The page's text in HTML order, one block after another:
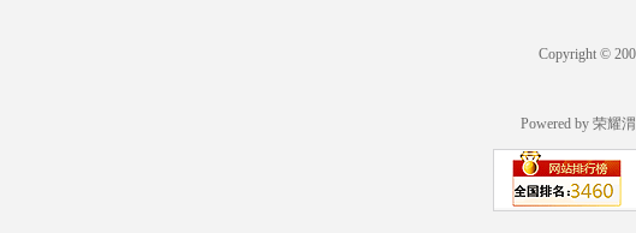
Copyright ©
Powered by 荣耀